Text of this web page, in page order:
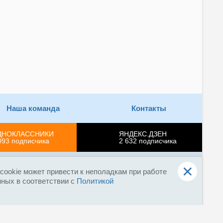
Наша команда Контакты
подписчика
ЯНДЕКС.ДЗЕН
2 632 подписчика
Реклама на сайте Поддержка проекта О нас
технологий и массовых коммуникаций
материалов в соц. сетях, печати, ТВ и
может привести к неполадкам при работе
в соответствии с Политикой
×